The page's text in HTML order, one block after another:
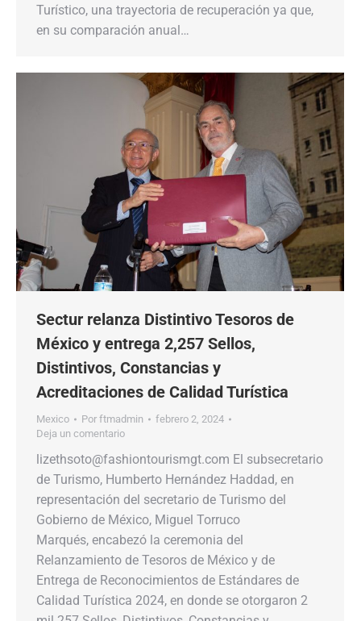
Turístico, una trayectoria de recuperación ya que,
en su comparación anual…
Sectur relanza Distintivo Tesoros de
México y entrega 2,257 Sellos,
Distintivos, Constancias y
Acreditaciones de Calidad Turística
Mexico Por ftmadmin
febrero 2, 2024
Deja un comentario
lizethsoto@fashiontourismgt.com El subsecretario
de Turismo, Humberto Hernández Haddad, en
representación del secretario de Turismo del
Gobierno de México, Miguel Torruco
Marqués, encabezó la ceremonia del
Relanzamiento de Tesoros de México y de
Entrega de Reconocimientos de Estándares de
Calidad Turística 2024, en donde se otorgaron 2